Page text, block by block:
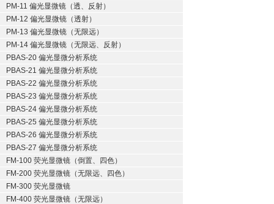
PM-11 偏光显微镜（透、反射）
PM-12 偏光显微镜（透射）
PM-13 偏光显微镜（无限远）
PM-14 偏光显微镜（无限远、反射）
PBAS-20 偏光显微分析系统
PBAS-21 偏光显微分析系统
PBAS-22 偏光显微分析系统
PBAS-23 偏光显微分析系统
PBAS-24 偏光显微分析系统
PBAS-25 偏光显微分析系统
PBAS-26 偏光显微分析系统
PBAS-27 偏光显微分析系统
FM-100 荧光显微镜（倒置、四色）
FM-200 荧光显微镜（无限远、四色）
FM-300 荧光显微镜
FM-400 荧光显微镜（无限远）